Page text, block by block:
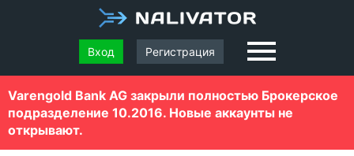
Вход Регистрация
Varengold Bank AG закрыли полностью Брокерское
подразделение 10.2016. Новые аккаунты не
открывают.